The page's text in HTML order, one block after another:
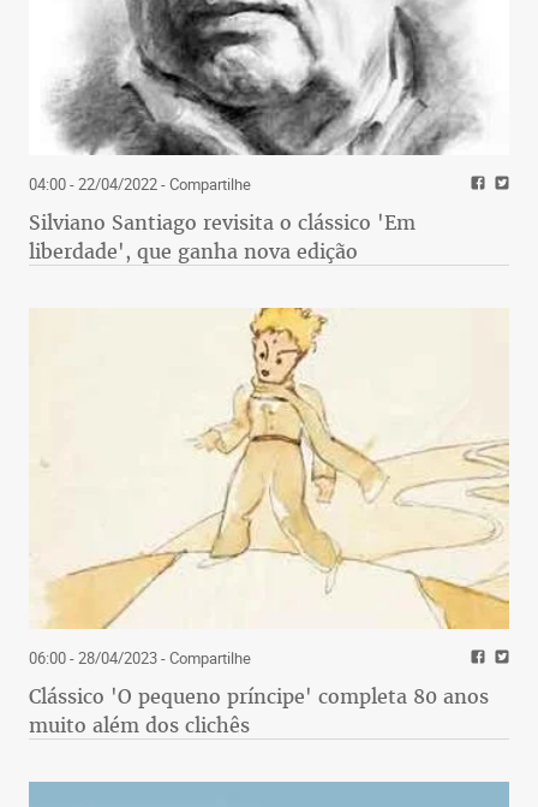
04:00 - 22/04/2022- Compartilhe
Silviano Santiago revisita o clássico 'Em
liberdade', que ganha nova edição
06:00 - 28/04/2023- Compartilhe
Clássico 'O pequeno príncipe' completa 80 anos
muito além dos clichês